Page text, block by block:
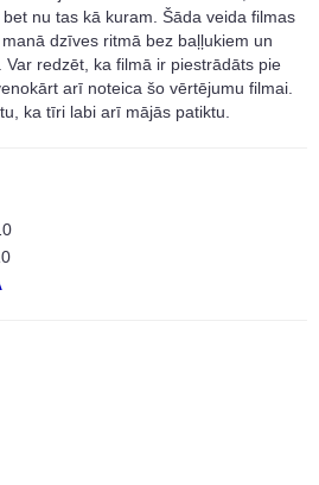
nu tas kā kuram. Šāda veida filmas
dzīves ritmā bez baļļukiem un
redzēt, ka filmā ir piestrādāts pie
arī noteica šo vērtējumu filmai.
ka tīri labi arī mājās patiktu.